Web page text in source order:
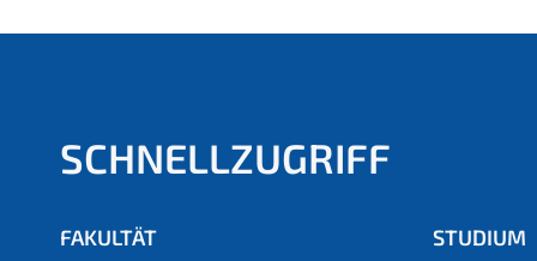
SCHNELLZUGRIFF
FAKULTÄT STUDIUM